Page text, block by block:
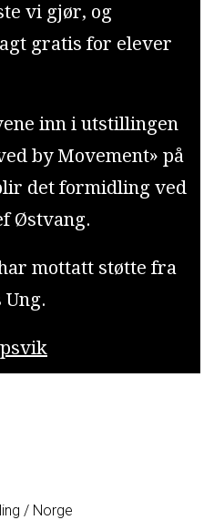
vi gjør, og
gratis for elever
inn i utstillingen
by Movement» på
det formidling ved
Østvang.
mottatt støtte fra
Ung.
/ Norge